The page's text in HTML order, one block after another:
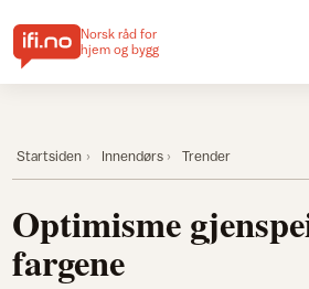
Norsk råd for
hjem og bygg
Startsiden Innendørs Trender
Optimisme
fargene